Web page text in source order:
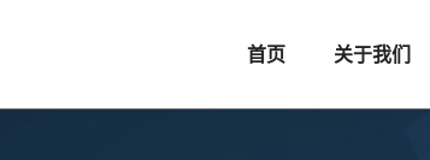
首页 关于我们